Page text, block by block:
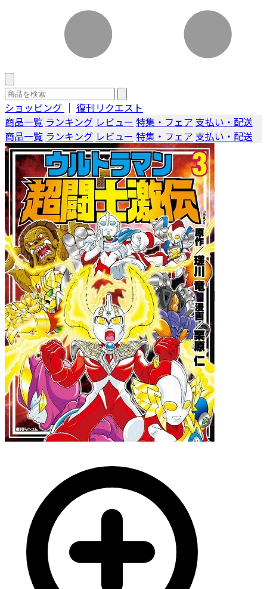
ショッピング ｜ 復刊リクエスト
商品一覧 ランキング レビュー 特集・フェア 支払い・配送
商品一覧 ランキング レビュー 特集・フェア 支払い・配送